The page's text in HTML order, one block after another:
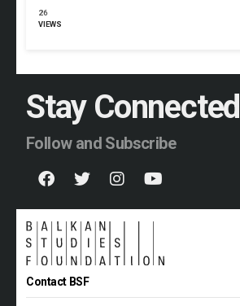
26
VIEWS
Stay Connected
Follow and Subscribe
Contact BSF